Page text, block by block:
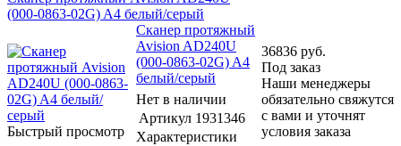
(000-0863-02G) A4 белый/серый
Быстрый просмотр
Сканер протяжный
Avision AD240U
(000-0863-02G) A4
белый/серый
Нет в наличии
Артикул 1931346
Характеристики
36836 руб.
Под заказ
Наши менеджеры
обязательно свяжутся
с вами и уточнят
условия заказа